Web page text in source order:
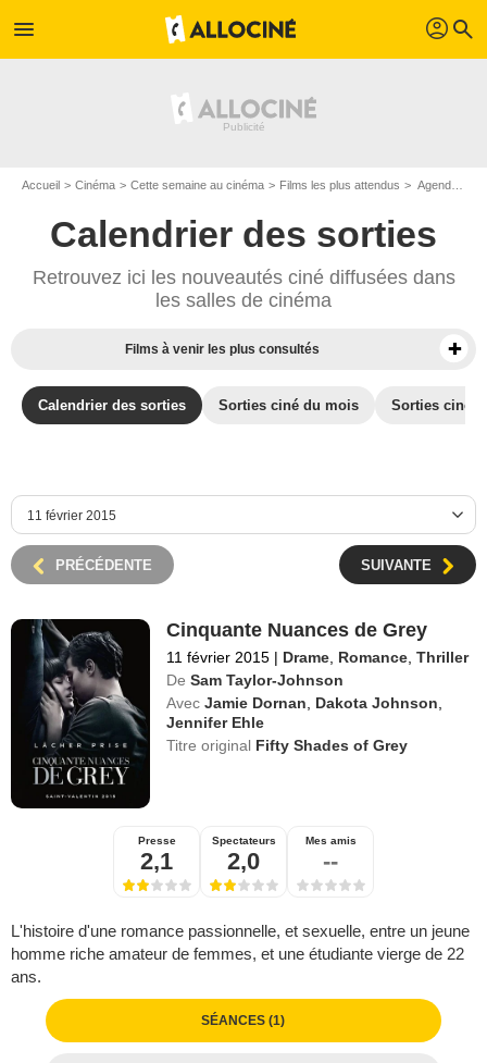
menu profil search
Accueil Cinéma Cette semaine au cinéma Films les plus attendus Agenda cinéma : Films du 11 février 2015
Calendrier des sorties
Retrouvez ici les nouveautés ciné diffusées dans
les salles de cinéma
Films à venir les plus consultés
Calendrier des sorties Sorties ciné du mois Sorties ciné
PRÉCÉDENTE SUIVANTE
Cinquante Nuances de Grey
11 février 2015 | Drame Romance ,Thriller
De Sam Taylor-Johnson
Avec Jamie Dornan Dakota Johnson
Jennifer Ehle
Titre original Fifty Shades of Grey
Presse
2,1
Spectateurs
2,0
Mes amis
--
L'histoire d'une romance passionnelle, et sexuelle, entre un jeune
homme riche amateur de femmes, et une étudiante vierge de 22
ans.
SÉANCES (1)